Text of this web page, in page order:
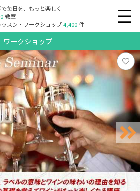
毎日を、もっと楽しく
教室
スン・ワークショップ4,400件
ワークショップ